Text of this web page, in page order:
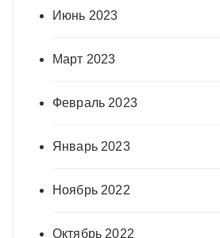
Июнь 2023
Март 2023
Февраль 2023
Январь 2023
Ноябрь 2022
Октябрь 2022